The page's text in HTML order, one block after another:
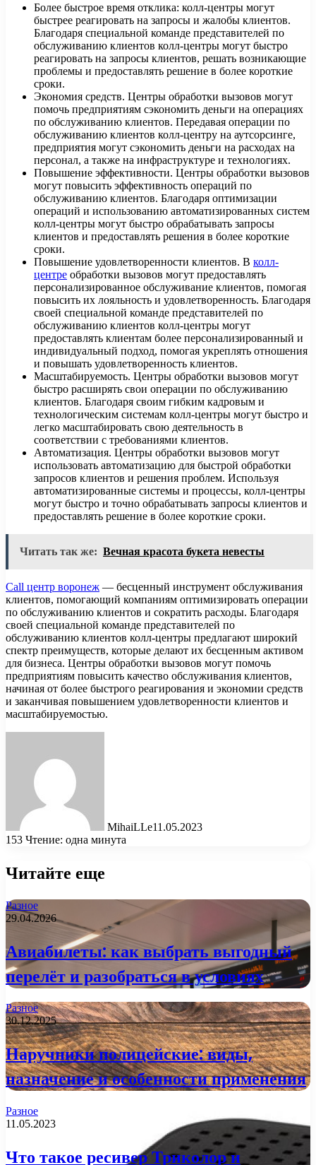
Более быстрое время отклика: колл-центры могут
быстрее реагировать на запросы и жалобы клиентов.
Благодаря специальной команде представителей по
обслуживанию клиентов колл-центры могут быстро
реагировать на запросы клиентов, решать возникающие
проблемы и предоставлять решение в более короткие
сроки.
Экономия средств. Центры обработки вызовов могут
помочь предприятиям сэкономить деньги на операциях
по обслуживанию клиентов. Передавая операции по
обслуживанию клиентов колл-центру на аутсорсинге,
предприятия могут сэкономить деньги на расходах на
персонал, а также на инфраструктуре и технологиях.
Повышение эффективности. Центры обработки вызовов
могут повысить эффективность операций по
обслуживанию клиентов. Благодаря оптимизации
операций и использованию автоматизированных систем
колл-центры могут быстро обрабатывать запросы
клиентов и предоставлять решения в более короткие
сроки.
Повышение удовлетворенности клиентов. В колл-
центре обработки вызовов могут предоставлять
персонализированное обслуживание клиентов, помогая
повысить их лояльность и удовлетворенность. Благодаря
своей специальной команде представителей по
обслуживанию клиентов колл-центры могут
предоставлять клиентам более персонализированный и
индивидуальный подход, помогая укреплять отношения
и повышать удовлетворенность клиентов.
Масштабируемость. Центры обработки вызовов могут
быстро расширять свои операции по обслуживанию
клиентов. Благодаря своим гибким кадровым и
технологическим системам колл-центры могут быстро и
легко масштабировать свою деятельность в
соответствии с требованиями клиентов.
Автоматизация. Центры обработки вызовов могут
использовать автоматизацию для быстрой обработки
запросов клиентов и решения проблем. Используя
автоматизированные системы и процессы, колл-центры
могут быстро и точно обрабатывать запросы клиентов и
предоставлять решение в более короткие сроки.
Читать так же: Вечная красота букета невесты
Call центр воронеж — бесценный инструмент обслуживания
клиентов, помогающий компаниям оптимизировать операции
по обслуживанию клиентов и сократить расходы. Благодаря
своей специальной команде представителей по
обслуживанию клиентов колл-центры предлагают широкий
спектр преимуществ, которые делают их бесценным активом
для бизнеса. Центры обработки вызовов могут помочь
предприятиям повысить качество обслуживания клиентов,
начиная от более быстрого реагирования и экономии средств
и заканчивая повышением удовлетворенности клиентов и
масштабируемостью.
MihaiLLe11.05.2023
153 Чтение: одна минута
Читайте еще
Разное
29.04.2026
Авиабилеты: как выбрать выгодный
перелёт и разобраться в условиях
Разное
30.12.2025
Наручники полицейские: виды,
назначение и особенности применения
Разное
11.05.2023
Что такое ресивер Триколор и